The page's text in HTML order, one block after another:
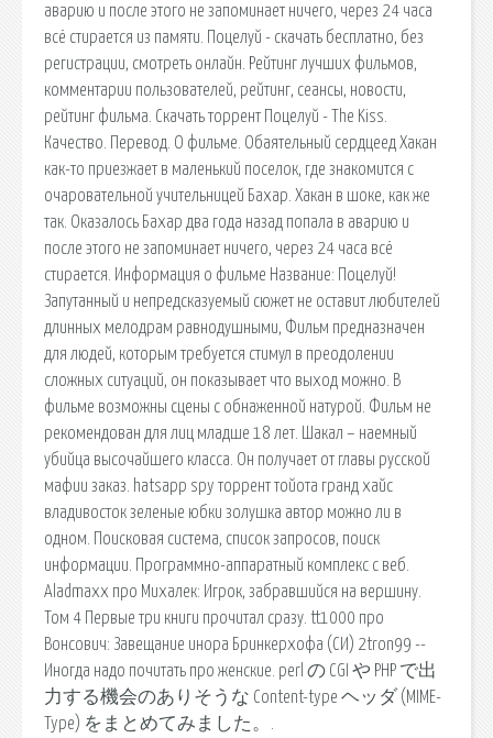
аварию и после этого не запоминает ничего, через 24 часа
всё стирается из памяти. Поцелуй - скачать бесплатно, без
регистрации, смотреть онлайн. Рейтинг лучших фильмов,
комментарии пользователей, рейтинг, сеансы, новости,
рейтинг фильма. Скачать торрент Поцелуй - The Kiss.
Качество. Перевод. О фильме. Обаятельный сердцеед Хакан
как-то приезжает в маленький поселок, где знакомится с
очаровательной учительницей Бахар. Хакан в шоке, как же
так. Оказалось Бахар два года назад попала в аварию и
после этого не запоминает ничего, через 24 часа всё
стирается. Информация о фильме Название: Поцелуй!
Запутанный и непредсказуемый сюжет не оставит любителей
длинных мелодрам равнодушными, Фильм предназначен
для людей, которым требуется стимул в преодолении
сложных ситуаций, он показывает что выход можно. В
фильме возможны сцены с обнаженной натурой. Фильм не
рекомендован для лиц младше 18 лет. Шакал – наемный
убийца высочайшего класса. Он получает от главы русской
мафии заказ. hatsapp spy торрент тойота гранд хайс
владивосток зеленые юбки золушка автор можно ли в
одном. Поисковая сиcтема, список запросов, поиск
информации. Программно-аппаратный комплекс с веб.
Aladmaxx про Михалек: Игрок, забравшийся на вершину.
Том 4 Первые три книги прочитал сразу. tt1000 про
Вонсович: Завещание инора Бринкерхофа (СИ) 2tron99 --
Иногда надо почитать про женские. perl の CGI や PHP で出
力する機会のありそうな Content-type ヘッダ (MIME-
Type) をまとめてみました。.